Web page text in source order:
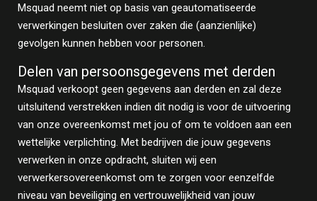
Msquad neemt niet op basis van geautomatiseerde
verwerkingen besluiten over zaken die (aanzienlijke)
gevolgen kunnen hebben voor personen.
Delen van persoonsgegevens met derden
Msquad verkoopt geen gegevens aan derden en zal deze
uitsluitend verstrekken indien dit nodig is voor de uitvoering
van onze overeenkomst met jou of om te voldoen aan een
wettelijke verplichting. Met bedrijven die jouw gegevens
verwerken in onze opdracht, sluiten wij een
verwerkersovereenkomst om te zorgen voor eenzelfde
niveau van beveiliging en vertrouwelijkheid van jouw